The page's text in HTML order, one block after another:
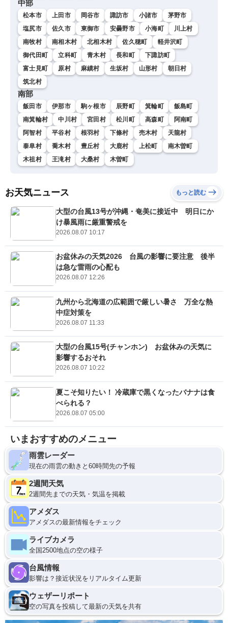
中部
松本市 上田市 岡谷市 諏訪市 小諸市
茅野市
塩尻市
佐久市 東御市 安曇野市 小海町
川上村
南牧村
南相木村 北相木村 佐久穂町
軽井沢町
御代田町
立科町 青木村 長和町
下諏訪町
富士見町
原村 麻績村 生坂村 山形村
朝日村
筑北村
南部
飯田市 伊那市 駒ヶ根市 辰野町 箕輪町
飯島町
南箕輪村
中川村 宮田村 松川町 高森町
阿南町
阿智村
平谷村 根羽村 下條村 売木村
天龍村
泰阜村
喬木村 豊丘村 大鹿村 上松町
南木曽町
木祖村
王滝村 大桑村 木曽町
お天気ニュース もっと読む
大型の台風13号が沖縄・奄美に接近中 明日にか
け暴風雨に厳重警戒を
2026.08.07 10:17
お盆休みの天気2026 台風の影響に要注意 後半
は急な雷雨の心配も
2026.08.07 12:26
九州から北海道の広範囲で厳しい暑さ 万全な熱
中症対策を
2026.08.07 11:33
大型の台風15号(チャンホン) お盆休みの天気に
影響するおそれ
2026.08.07 10:22
夏こそ知りたい！ 冷蔵庫で黒くなったバナナは食
べられる？
2026.08.07 05:00
いまおすすめのメニュー
雨雲レーダー
現在の雨雲の動きと60時間先の予報
2週間天気
2週間先までの天気・気温を掲載
アメダス
アメダスの最新情報をチェック
ライブカメラ
全国2500地点の空の様子
台風情報
影響は？接近状況をリアルタイム更新
ウェザーリポート
空の写真を投稿して最新の天気を共有